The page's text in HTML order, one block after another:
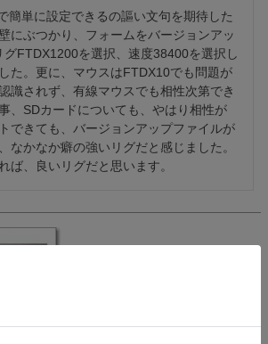
簡単に設定できるの謳い文句を期待した
にぶつかり、フォームをバージョンアッ
グFTDX1200を選択、速度38400を選択し
た。更に、マウスはFTDX10でも問題が
識されず、有線マウスでも相性次第でき
、SDカードについても、やはり相性が
できても、バージョンアップファイルが
なかなか癖の強いリグだと感じました。
ば、良いリグだと思います。